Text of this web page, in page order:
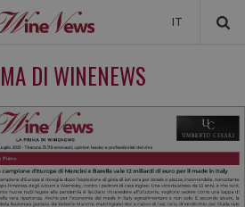
IT
DI WINENEWS